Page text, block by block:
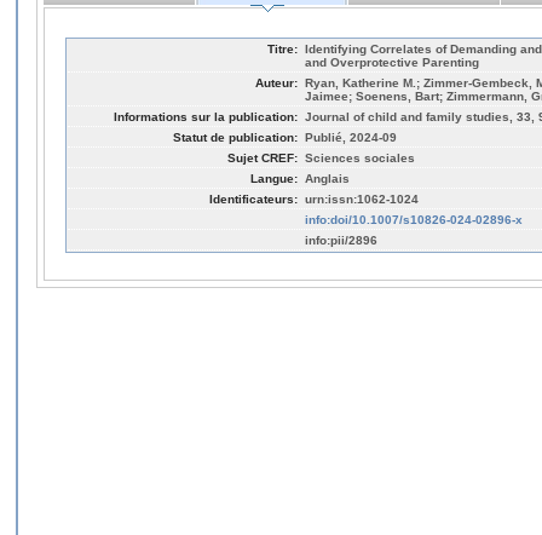
Titre: Identifying Correlates of Demanding
and Overprotective Parenting
Auteur: Ryan, Katherine M.; Zimmer-Gembeck,
Jaimee; Soenens, Bart; Zimmermann,
Informations sur la publication: Journal of child and family studies, 33,
Statut de publication: Publié, 2024-09
Sujet CREF: Sciences sociales
Langue: Anglais
Identificateurs: urn:issn:1062-1024
info:doi/10.1007/s10826-024-02896-x
info:pii/2896